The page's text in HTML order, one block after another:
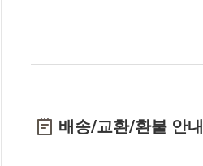
배송/교환/환불 안내